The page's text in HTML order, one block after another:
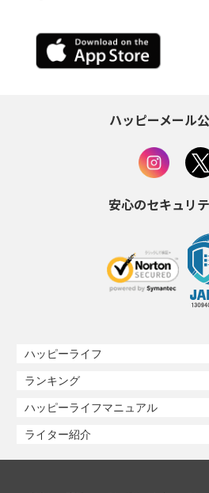
ハッピーメール
安心のセキュリ
ハッピーライフ
ランキング
ハッピーライフマニュアル
ライター紹介